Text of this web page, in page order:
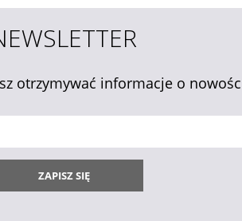
otrzymywać informacje o
ZAPISZ SIĘ